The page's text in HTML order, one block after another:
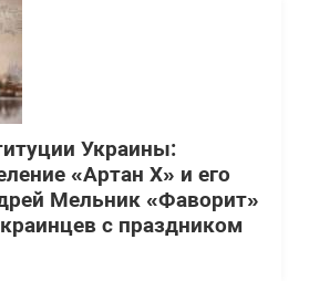
Украины:
«Артан Х» и его
Мельник «Фаворит»
с праздником